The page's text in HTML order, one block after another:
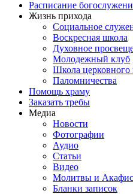
Расписание
Жизнь прихода
Социальное
Воскресная школа
Духовное
Молодежный клуб
Школа
Паломничества
Помощь храму
Заказать требы
Медиа
Новости
Фотографии
Аудио
Статьи
Видео
Молитвы и
Бланки записок